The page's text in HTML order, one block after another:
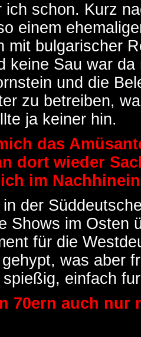
schon. Kurz
einem
mit bulgarischer
keine Sau war
und die
zu betreiben,
ja keiner hin.
das
dort wieder
im
der
Shows im Osten
für die
was aber
einfach
70ern auch nur